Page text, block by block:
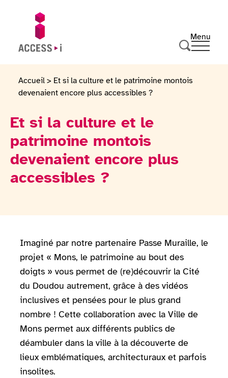
Passer au contenu
Menu
Ouvrir
Accueil > Et si la culture et le patrimoine montois
devenaient encore plus accessibles ?
Et si la culture et le
patrimoine montois
devenaient encore plus
accessibles ?
Imaginé par notre partenaire Passe Muraille, le
projet « Mons, le patrimoine au bout des
doigts » vous permet de (re)découvrir la Cité
du Doudou autrement, grâce à des vidéos
inclusives et pensées pour le plus grand
nombre ! Cette collaboration avec la Ville de
Mons permet aux différents publics de
déambuler dans la ville à la découverte de
lieux emblématiques, architecturaux et parfois
insolites.